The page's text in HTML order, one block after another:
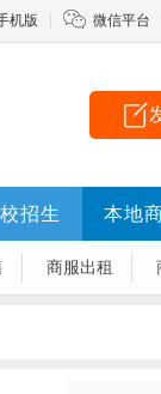
机版 微信平台
招生 本地
商服出租